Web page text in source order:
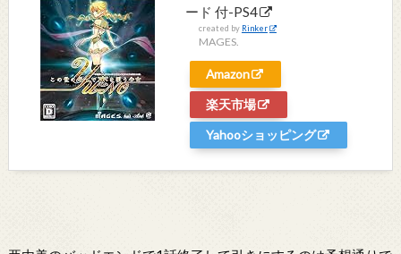
ード 付-PS4
created by Rinker
MAGES.
Amazon
楽天市場
Yahooショッピング